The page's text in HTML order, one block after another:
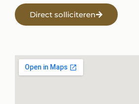
Direct solliciteren